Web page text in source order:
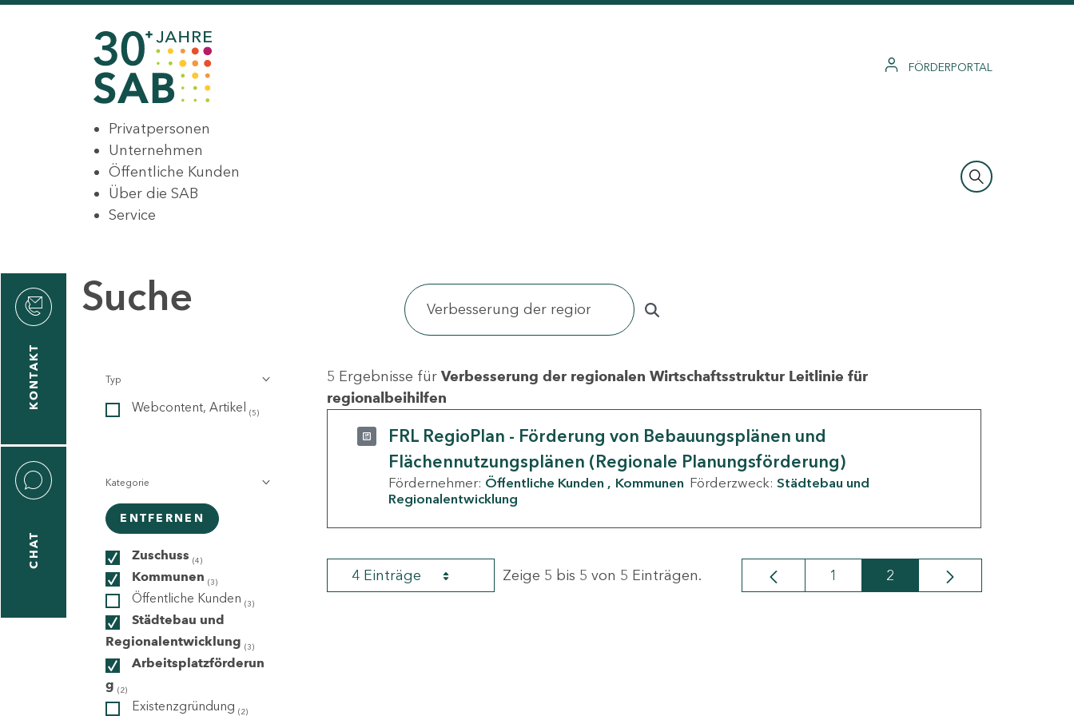
FÖRDERPORTAL
Privatpersonen
Unternehmen
Öffentliche Kunden
Über die SAB
Service
KONTAKT
CHAT
Suche
Typ
Webcontent, Artikel (5)
Kategorie
ENTFERNEN
Zuschuss (4)
Kommunen (3)
Öffentliche Kunden (3)
Städtebau und
Regionalentwicklung (3)
Arbeitsplatzförderun
g (2)
Existenzgründung (2)
5 Ergebnisse für Verbesserung der regionalen Wirtschaftsstruktur Leitlinie für
regionalbeihilfen
FRL RegioPlan - Förderung von Bebauungsplänen und
Flächennutzungsplänen (Regionale Planungsförderung)
Fördernehmer: Öffentliche Kunden Kommunen Förderzweck: Städtebau und
Regionalentwicklung
4 Einträge Zeige 5 bis 5 von 5 Einträgen. Seite
1 Seite
2